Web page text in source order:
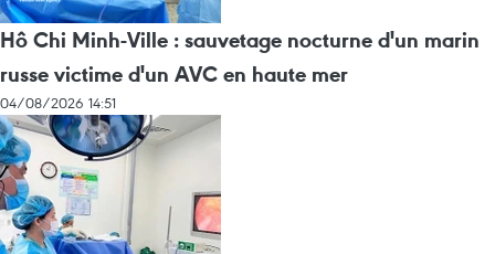
Hô Chi Minh-Ville : sauvetage nocturne d'un marin
russe victime d'un AVC en haute mer
04/08/2026 14:51